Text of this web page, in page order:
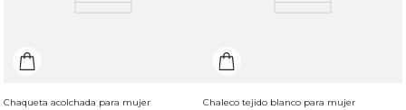
Chaqueta acolchada para mujer Chaleco tejido blanco para mujer